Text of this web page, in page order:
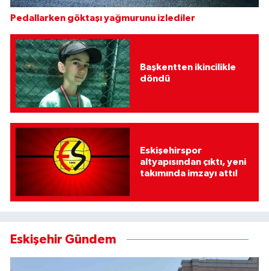
Pedallarken göktaşı yağmurunu izlediler
Başkentten ikincilikle
döndü
Eskişehirspor
altyapısından çıktı, yeni
takımında imzayı attı!
Eskişehir Gündem